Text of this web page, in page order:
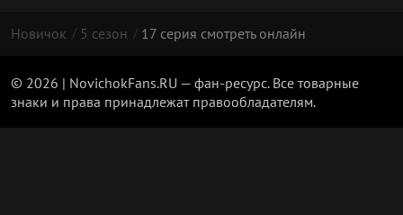
Новичок 5 сезон 17 серия смотреть онлайн
© 2026 | NovichokFans.RU — фан-ресурс. Все товарные
знаки и права принадлежат правообладателям.